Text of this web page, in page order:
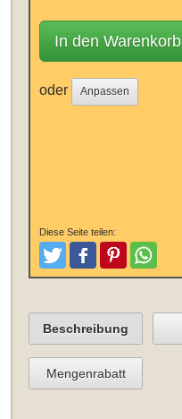
In den Warenkorb
oder Anpassen
Diese Seite teilen:
TweetenPostenPinterestTeilen
Beschreibung
Mengenrabatt